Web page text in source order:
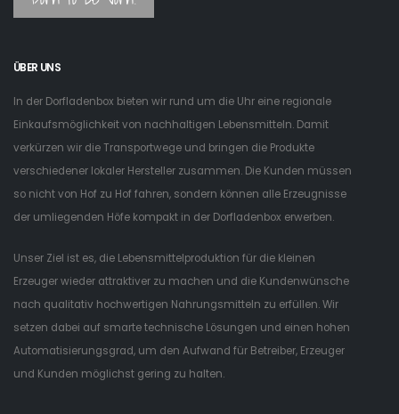
ÜBER UNS
In der Dorfladenbox bieten wir rund um die Uhr eine regionale
Einkaufsmöglichkeit von nachhaltigen Lebensmitteln. Damit
verkürzen wir die Transportwege und bringen die Produkte
verschiedener lokaler Hersteller zusammen. Die Kunden müssen
so nicht von Hof zu Hof fahren, sondern können alle Erzeugnisse
der umliegenden Höfe kompakt in der Dorfladenbox erwerben.
Unser Ziel ist es, die Lebensmittelproduktion für die kleinen
Erzeuger wieder attraktiver zu machen und die Kundenwünsche
nach qualitativ hochwertigen Nahrungsmitteln zu erfüllen. Wir
setzen dabei auf smarte technische Lösungen und einen hohen
Automatisierungsgrad, um den Aufwand für Betreiber, Erzeuger
und Kunden möglichst gering zu halten.